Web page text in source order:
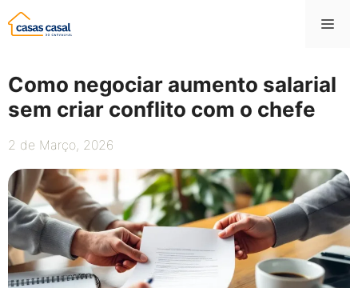
Saltar
para
Como negociar aumento salarial
sem criar conflito com o chefe
2 de Março, 2026